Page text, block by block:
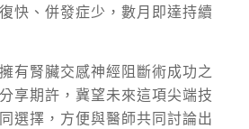
快、併發症少，數月即達持續
有腎臟交感神經阻斷術成功之
享期許，冀望未來這項尖端技
選擇，方便與醫師共同討論出